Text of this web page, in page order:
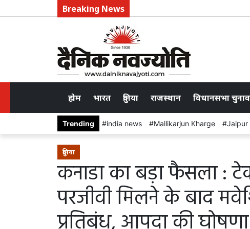
Breaking News
होम भारत दुनिया राजस्थान विधानसभा चुनाव
Trending india news Mallikarjun Kharge Jaipur
दुनिया
कनाडा का बड़ा फैसला :
परजीवी मिलने के बाद